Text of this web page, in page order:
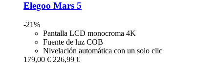
Elegoo Mars 5
-21%
Pantalla LCD monocroma 4K
Fuente de luz COB
Nivelación automática con un solo clic
179,00 € 226,99 €